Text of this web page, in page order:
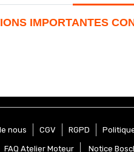
IMPORTANTES
nous CGV RGPD
FAQ Atelier Moteur Notice